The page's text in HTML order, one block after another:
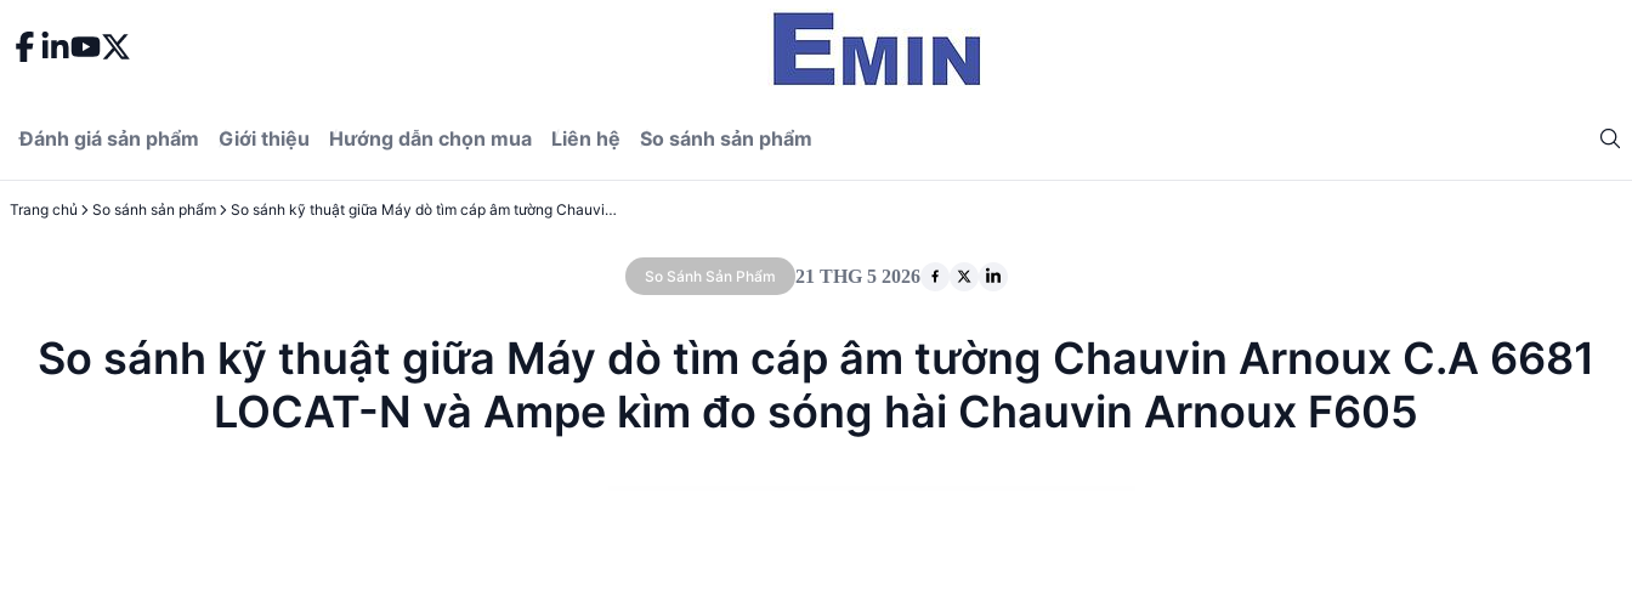
Đánh giá sản phẩm Giới thiệu Hướng dẫn chọn mua Liên hệ So sánh sản phẩm
Trang chủ So sánh sản phẩm So sánh kỹ thuật giữa Máy dò tìm cáp âm tường Chauvin Arnoux C.A 6681 LOCAT-N và Ampe kìm đo sóng hài Chauvin Arnoux F605
So Sánh Sản Phẩm 21 THG 5 2026
So sánh kỹ thuật giữa Máy dò tìm cáp âm tường Chauvin Arnoux C.A 6681
LOCAT-N và Ampe kìm đo sóng hài Chauvin Arnoux F605